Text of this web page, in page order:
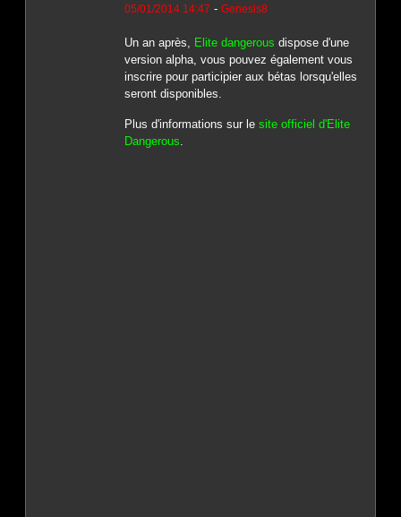
05/01/2014 14:47 - Genesis8
Un an après, Elite dangerous dispose d'une
version alpha, vous pouvez également vous
inscrire pour participier aux bétas lorsqu'elles
seront disponibles.
Plus d'informations sur le site officiel d'Elite
Dangerous.